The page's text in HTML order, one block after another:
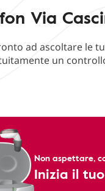
Via
ad ascoltare le
un
Non aspettare,
Inizia il